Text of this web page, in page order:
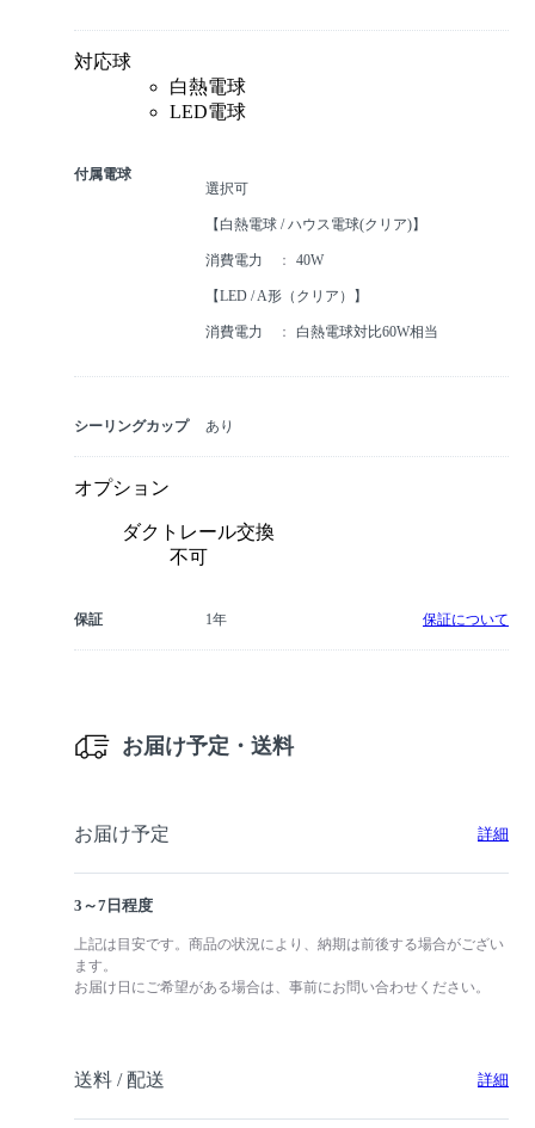
対応球
白熱電球
LED電球
付属電球
選択可
【白熱電球 / ハウス電球(クリア)】
消費電力 40W
【LED / A形（クリア）】
消費電力 白熱電球対比60W相当
シーリングカップ あり
オプション
ダクトレール交換
不可
保証 1年 保証について
お届け予定・送料
お届け予定 詳細
3～7日程度
上記は目安です。商品の状況により、納期は前後する場合がござい
ます。
お届け日にご希望がある場合は、事前にお問い合わせください。
送料 / 配送 詳細